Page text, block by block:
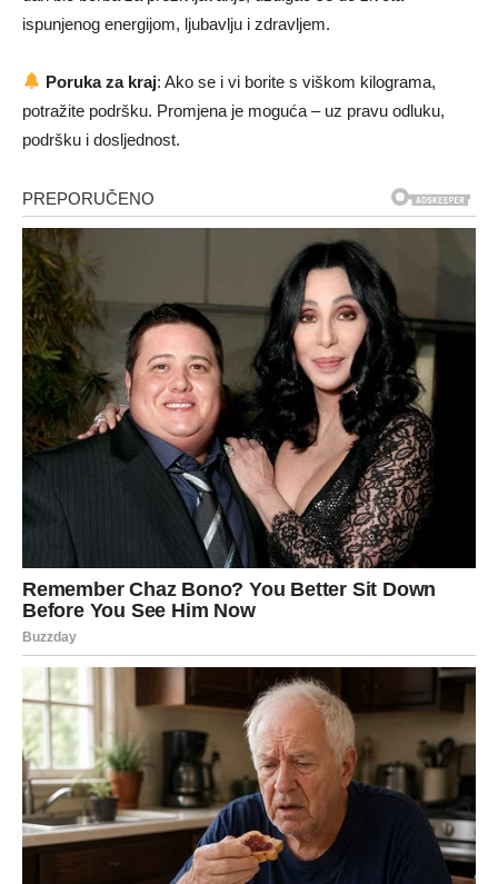
ispunjenog energijom, ljubavlju i zdravljem.
Poruka za kraj: Ako se i vi borite s viškom kilograma,
potražite podršku. Promjena je moguća – uz pravu odluku,
podršku i dosljednost.